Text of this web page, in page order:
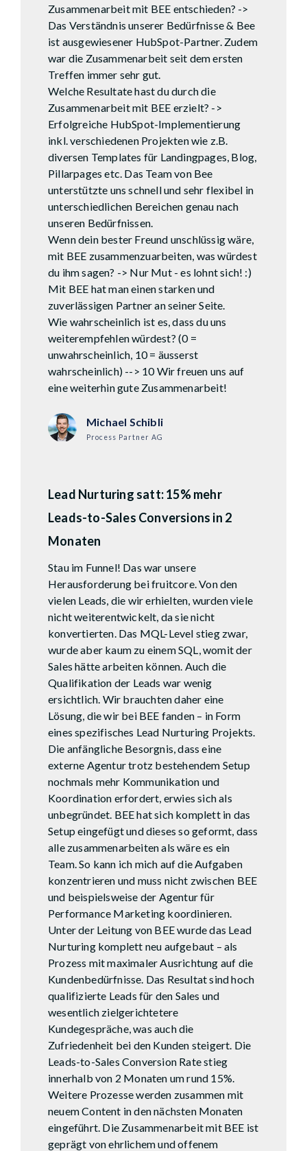
Zusammenarbeit mit BEE entschieden? ->
Das Verständnis unserer Bedürfnisse & Bee
ist ausgewiesener HubSpot-Partner. Zudem
war die Zusammenarbeit seit dem ersten
Treffen immer sehr gut.
Welche Resultate hast du durch die
Zusammenarbeit mit BEE erzielt? ->
Erfolgreiche HubSpot-Implementierung
inkl. verschiedenen Projekten wie z.B.
diversen Templates für Landingpages, Blog,
Pillarpages etc. Das Team von Bee
unterstützte uns schnell und sehr flexibel in
unterschiedlichen Bereichen genau nach
unseren Bedürfnissen.
Wenn dein bester Freund unschlüssig wäre,
mit BEE zusammenzuarbeiten, was würdest
du ihm sagen? -> Nur Mut - es lohnt sich! :)
Mit BEE hat man einen starken und
zuverlässigen Partner an seiner Seite.
Wie wahrscheinlich ist es, dass du uns
weiterempfehlen würdest? (0 =
unwahrscheinlich, 10 = äusserst
wahrscheinlich) --> 10 Wir freuen uns auf
eine weiterhin gute Zusammenarbeit!
Michael Schibli
Process Partner AG
Lead Nurturing satt: 15% mehr
Leads-to-Sales Conversions in 2
Monaten
Stau im Funnel! Das war unsere
Herausforderung bei fruitcore. Von den
vielen Leads, die wir erhielten, wurden viele
nicht weiterentwickelt, da sie nicht
konvertierten. Das MQL-Level stieg zwar,
wurde aber kaum zu einem SQL, womit der
Sales hätte arbeiten können. Auch die
Qualifikation der Leads war wenig
ersichtlich. Wir brauchten daher eine
Lösung, die wir bei BEE fanden – in Form
eines spezifisches Lead Nurturing Projekts.
Die anfängliche Besorgnis, dass eine
externe Agentur trotz bestehendem Setup
nochmals mehr Kommunikation und
Koordination erfordert, erwies sich als
unbegründet. BEE hat sich komplett in das
Setup eingefügt und dieses so geformt, dass
alle zusammenarbeiten als wäre es ein
Team. So kann ich mich auf die Aufgaben
konzentrieren und muss nicht zwischen BEE
und beispielsweise der Agentur für
Performance Marketing koordinieren.
Unter der Leitung von BEE wurde das Lead
Nurturing komplett neu aufgebaut – als
Prozess mit maximaler Ausrichtung auf die
Kundenbedürfnisse. Das Resultat sind hoch
qualifizierte Leads für den Sales und
wesentlich zielgerichtetere
Kundegespräche, was auch die
Zufriedenheit bei den Kunden steigert. Die
Leads-to-Sales Conversion Rate stieg
innerhalb von 2 Monaten um rund 15%.
Weitere Prozesse werden zusammen mit
neuem Content in den nächsten Monaten
eingeführt. Die Zusammenarbeit mit BEE ist
geprägt von ehrlichem und offenem